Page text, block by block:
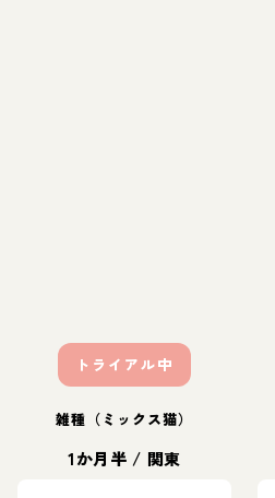
トライアル中
雑種（ミックス猫）
1か月半 / 関東